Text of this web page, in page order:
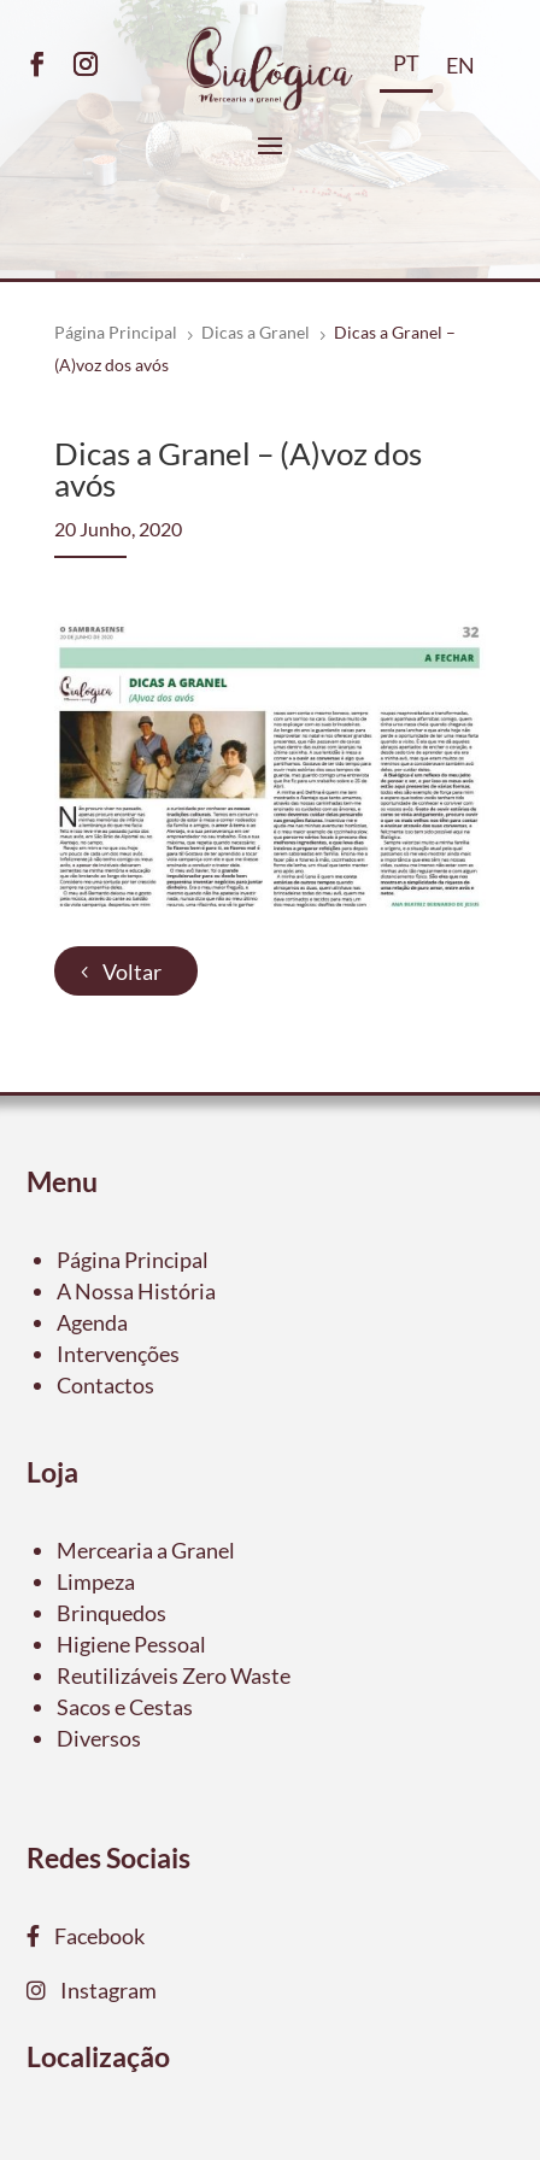
PT EN
Página Principal 5 Dicas a Granel 5 Dicas a Granel –
(A)voz dos avós
Dicas a Granel – (A)voz dos
avós
20 Junho, 2020
Voltar
Menu
Página Principal
A Nossa História
Agenda
Intervenções
Contactos
Loja
Mercearia a Granel
Limpeza
Brinquedos
Higiene Pessoal
Reutilizáveis Zero Waste
Sacos e Cestas
Diversos
Redes Sociais
Facebook
Instagram
Localização